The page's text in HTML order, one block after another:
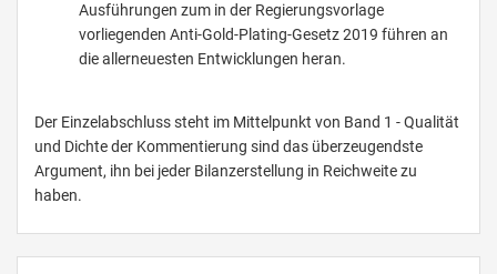
Ausführungen zum in der Regierungsvorlage
vorliegenden Anti-Gold-Plating-Gesetz 2019 führen an
die allerneuesten Entwicklungen heran.
Der Einzelabschluss steht im Mittelpunkt von Band 1 - Qualität
und Dichte der Kommentierung sind das überzeugendste
Argument, ihn bei jeder Bilanzerstellung in Reichweite zu
haben.